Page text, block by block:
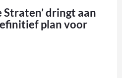
Straten’ dringt aan
plan voor